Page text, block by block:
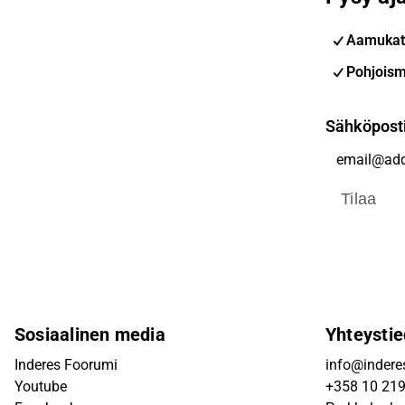
Tilaa
Sosiaalinen media
Inderes Foorumi
Youtube
+358 10